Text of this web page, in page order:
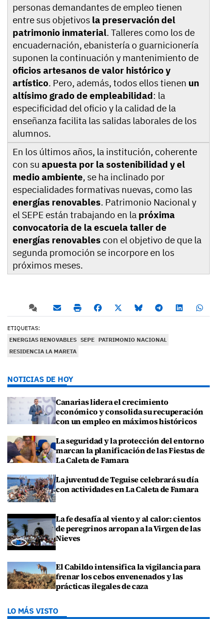
personas demandantes de empleo tienen
entre sus objetivos la preservación del
patrimonio inmaterial. Talleres como los de
encuadernación, ebanistería o guarnicionería
suponen la continuación y mantenimiento de
oficios artesanos de valor histórico y
artístico. Pero, además, todos ellos tienen un
altísimo grado de empleabilidad: la
especificidad del oficio y la calidad de la
enseñanza facilita las salidas laborales de los
alumnos.
En los últimos años, la institución, coherente
con su apuesta por la sostenibilidad y el
medio ambiente, se ha inclinado por
especialidades formativas nuevas, como las
energías renovables. Patrimonio Nacional y
el SEPE están trabajando en la próxima
convocatoria de la escuela taller de
energías renovables con el objetivo de que la
segunda promoción se incorpore en los
próximos meses.
ETIQUETAS:
ENERGIAS RENOVABLES SEPE PATRIMONIO NACIONAL
RESIDENCIA LA MARETA
NOTICIAS DE HOY
Canarias lidera el crecimiento
económico y consolida su recuperación
con un empleo en máximos históricos
La seguridad y la protección del entorno
marcan la planificación de las Fiestas de
La Caleta de Famara
La juventud de Teguise celebrará su día
con actividades en La Caleta de Famara
La fe desafía al viento y al calor: cientos
de peregrinos arropan a la Virgen de las
Nieves
El Cabildo intensifica la vigilancia para
frenar los cebos envenenados y las
prácticas ilegales de caza
LO MÁS VISTO